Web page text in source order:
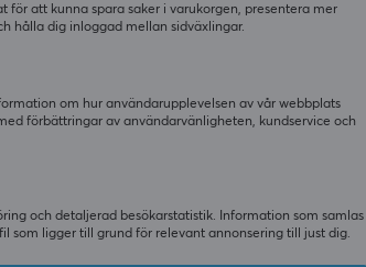
även på
för att kunna spara saker i varukorgen, presentera mer
hålla dig inloggad mellan sidväxlingar.
om hur användarupplevelsen av vår webbplats
förbättringar av användarvänligheten, kundservice och
och detaljerad besökarstatistik. Information som samlas
som ligger till grund för relevant annonsering till just dig.